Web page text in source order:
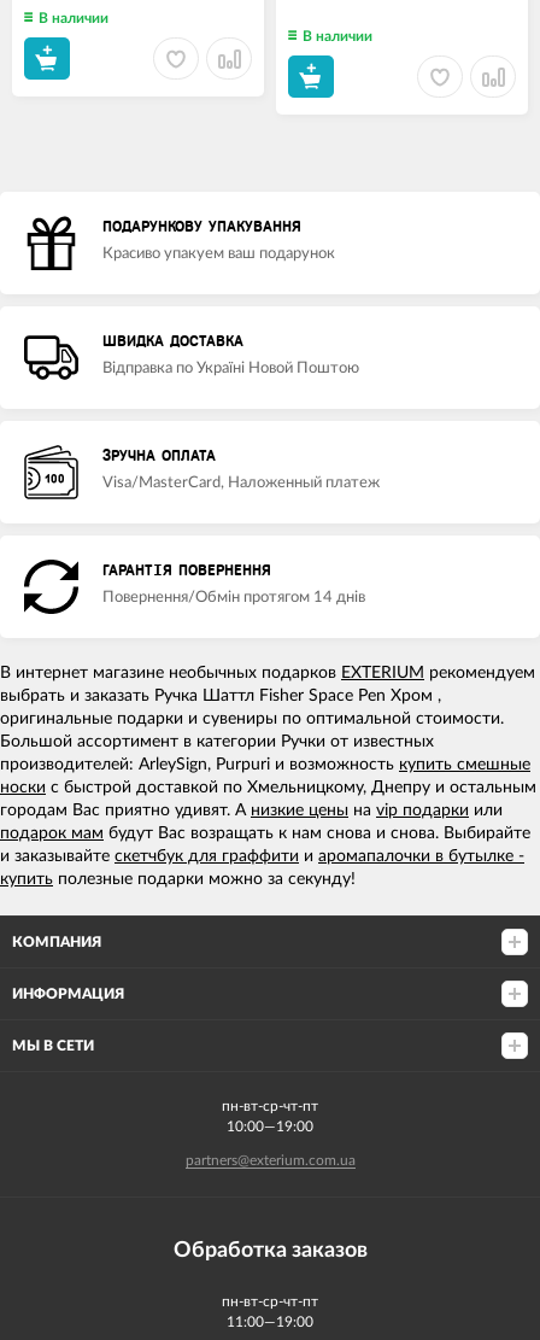
В наличии
В наличии
ПОДАРУНКОВУ УПАКУВАННЯ
Красиво упакуем ваш подарунок
ШВИДКА ДОСТАВКА
Відправка по Україні Новой Поштою
ЗРУЧНА ОПЛАТА
Visa/MasterCard, Наложенный платеж
ГАРАНТІЯ ПОВЕРНЕННЯ
Повернення/Обмін протягом 14 днів
В интернет магазине необычных подарков EXTERIUM рекомендуем
выбрать и заказать Ручка Шаттл Fisher Space Pen Хром ,
оригинальные подарки и сувениры по оптимальной стоимости.
Большой ассортимент в категории Ручки от известных
производителей: ArleySign, Purpuri и возможность купить смешные
носки с быстрой доставкой по Хмельницкому, Днепру и остальным
городам Вас приятно удивят. А низкие цены на vip подарки или
подарок мам будут Вас возращать к нам снова и снова. Выбирайте
и заказывайте скетчбук для граффити и аромапалочки в бутылке -
купить полезные подарки можно за секунду!
КОМПАНИЯ
ИНФОРМАЦИЯ
МЫ В СЕТИ
пн-вт-ср-чт-пт
10:00—19:00
partners@exterium.com.ua
Обработка заказов
пн-вт-ср-чт-пт
11:00—19:00